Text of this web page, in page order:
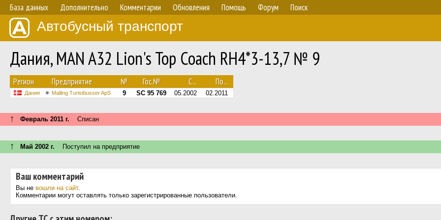
База данных Дополнительно Комментарии Обновления Помощь Форум Поиск
Автобусный транспорт
Дания, MAN A32 Lion's Top Coach RH4*3-13,7 № 9
Регион Предприятие № Гос.№ С... По...
Дания Malling Turistbusser ApS 9 SC 95 769 05.2002 02.2011
↑ Февраль 2011 г. Списан
↑ Май 2002 г. Поступил на предприятие
Ваш комментарий
Вы не вошли на сайт.
Комментарии могут оставлять только зарегистрированные пользователи.